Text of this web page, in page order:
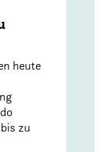
heute
zu